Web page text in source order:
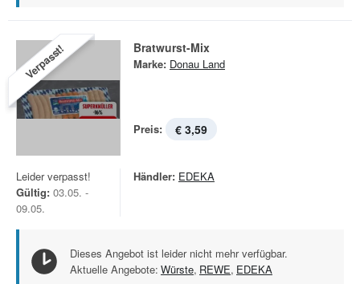
Verpasst! Bratwurst-Mix
Marke: Donau Land
Preis: € 3,59
Leider verpasst!
Gültig: 03.05. -
09.05.
Händler: EDEKA
Dieses Angebot ist leider nicht mehr verfügbar.
Aktuelle Angebote: Würste, REWE, EDEKA